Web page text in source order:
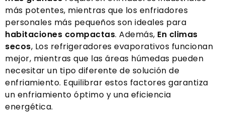
más potentes, mientras que los enfriadores
personales más pequeños son ideales para
habitaciones compactas. Además, En climas
secos, Los refrigeradores evaporativos funcionan
mejor, mientras que las áreas húmedas pueden
necesitar un tipo diferente de solución de
enfriamiento. Equilibrar estos factores garantiza
un enfriamiento óptimo y una eficiencia
energética.